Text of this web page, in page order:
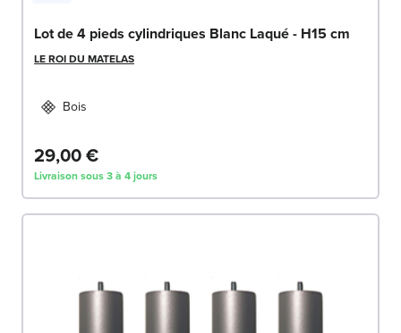
Lot de 4 pieds cylindriques Blanc Laqué - H15 cm
LE ROI DU MATELAS
Bois
29,00 €
Livraison sous 3 à 4 jours